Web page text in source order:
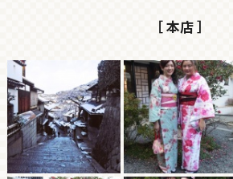
［ 本店 ］